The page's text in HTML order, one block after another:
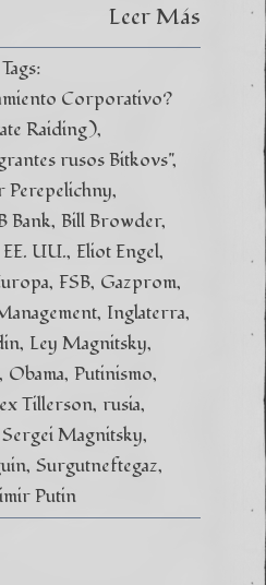
Leer Más
Tags:
Corporativo?
Raiding)
rusos Bitkovs"
Perepelichny
Bank Bill Browder
EE. UU. Eliot Engel
FSB Gazprom
Inglaterra
Ley Magnitsky
Obama Putinismo
Tillerson rusia
Sergei Magnitsky
Surgutneftegaz
Putin